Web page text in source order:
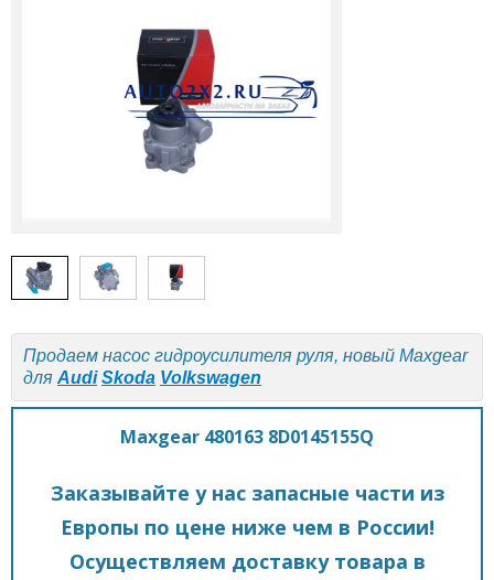
Продаем насос гидроусилителя руля, новый Maxgear
для Audi Skoda Volkswagen
Maxgear 480163 8D0145155Q
Заказывайте у нас запасные части из
Европы по цене ниже чем в России!
Осуществляем доставку товара в